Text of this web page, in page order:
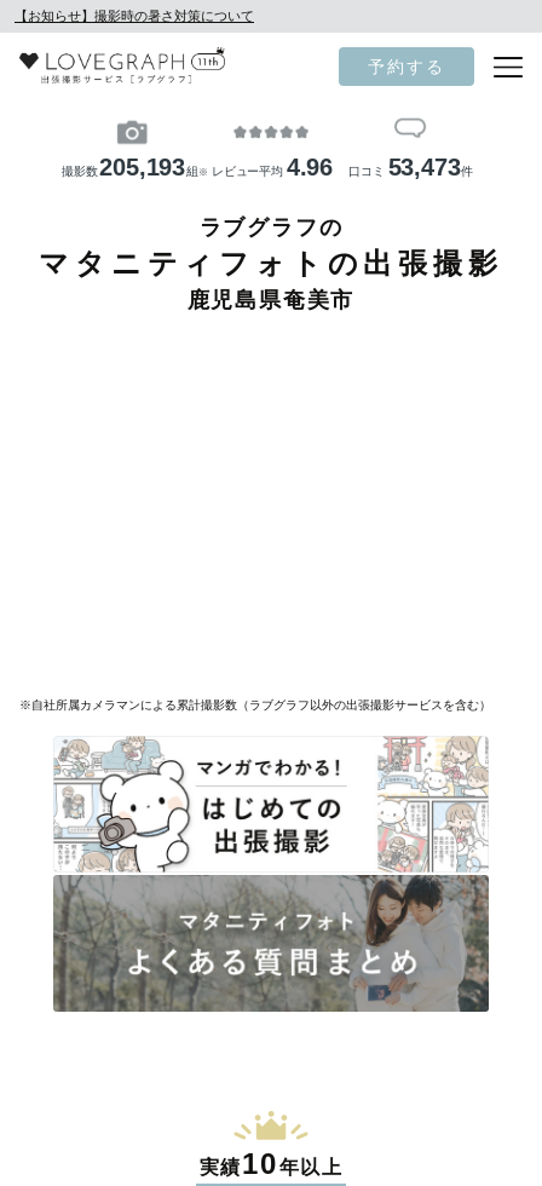
【お知らせ】撮影時の暑さ対策について
予約する
撮影数205,193組 ※ レビュー平均 4.96 口コミ 53,473件
ラブグラフの
マタニティフォトの出張撮影
鹿児島県奄美市
※自社所属カメラマンによる累計撮影数（ラブグラフ以外の出張撮影サービスを含む）
実績10年以上